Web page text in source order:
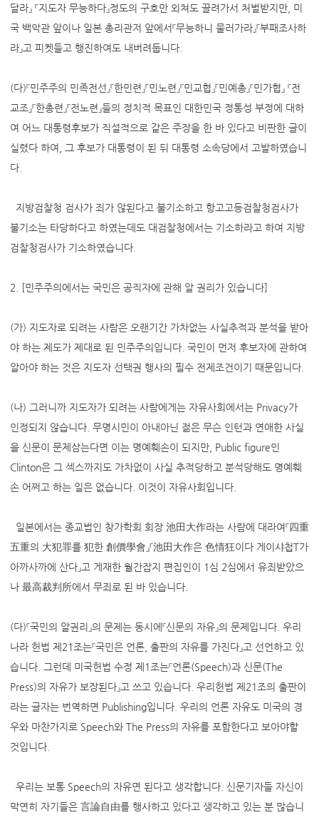
달라』 『지도자 무능하다』정도의 구호만 외쳐도 끌려가서 처벌받지만, 미
국 백악관 앞이나 일본 총리관저 앞에서『무능하니 물러가라』『부패조사하
라』고 피켓들고 행진하여도 내버려둡니다.
(다)『민주주의 민족전선』『한민련』『민노련』『민교협』『민예총』『민가협』 『전
교조』『한총련』『전노련』들의 정치적 목표인 대한민국 정통성 부정에 대하
여 어느 대통령후보가 직설적으로 같은 주장을 한 바 있다고 비판한 글이
실렸다 하여, 그 후보가 대통령이 된 뒤 대통령 소속당에서 고발하였습니
다.
지방검찰청 검사가 죄가 않된다고 불기소하고 항고고등검찰청검사가
불기소는 타당하다고 하였는데도 대검찰청에서는 기소하라고 하여 지방
검찰청검사가 기소하였습니다.
2. [민주주의에서는 국민은 공직자에 관해 알 권리가 있습니다]
(가) 지도자로 되려는 사람은 오랜기간 가차없는 사실추적과 분석을 받아
야 하는 제도가 제대로 된 민주주의입니다. 국민이 먼저 후보자에 관하여
알아야 하는 것은 지도자 선택권 행사의 필수 전제조건이기 때문입니다.
(나) 그러니까 지도자가 되려는 사람에게는 자유사회에서는 Privacy가
인정되지 않습니다. 무명시민이 아내아닌 젊은 무슨 인턴과 연애한 사실
을 신문이 문제삼는다면 이는 명예훼손이 되지만, Public figure인
Clinton은 그 섹스까지도 가차없이 사실 추적당하고 분석당해도 명예훼
손 어쩌고 하는 일은 없습니다. 이것이 자유사회입니다.
일본에서는 종교법인 창가학회 회장 池田大作라는 사람에 대라여『四重
五重의 大犯罪를 犯한 創價學會』『池田大作은 色情狂이다 게이샤첩T가
아까사까에 산다』고 게재한 월간잡지 편집인이 1심 2심에서 유죄받았으
나 最高裁判所에서 무죄로 된 바 있습니다.
(다)『국민의 알권리』의 문제는 동시에『신문의 자유』의 문제입니다. 우리
나라 헌법 제21조는『국민은 언론, 출판의 자유를 가진다』고 선언하고 있
습니다. 그런데 미국헌법 수정 제1조는『언론(Speech)과 신문(The
Press)의 자유가 보장된다』고 쓰고 있습니다. 우리헌법 제21조의 출판이
라는 글자는 번역하면 Publishing입니다. 우리의 언론 자유도 미국의 경
우와 마찬가지로 Speech와 The Press의 자유를 포함한다고 보아야할
것입니다.
우리는 보통 Speech의 자유면 된다고 생각합니다. 신문기자들 자신이
막연히 자기들은 言論自由를 행사하고 있다고 생각하고 있는 분 많습니